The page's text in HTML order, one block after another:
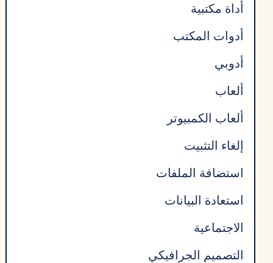
أداة مكتبية
أدوات المكتب
أدوبي
ألعاب
ألعاب الكمبيوتر
إلغاء التثبيت
استضافة الملفات
استعادة البيانات
الاجتماعية
التصميم الجرافيكي